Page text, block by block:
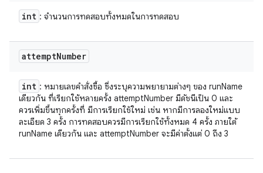
int : จำนวนการทดสอบทั้งหมดในการทดสอบ
attemptNumber
int : หมายเลขคำสั่งซื้อ ซึ่งระบุความพยายามต่างๆ ของ runName
เดียวกัน ที่เรียกใช้หลายครั้ง attemptNumber มีดัชนีเป็น 0 และ
ควรเพิ่มขึ้นทุกครั้งที่ มีการเรียกใช้ใหม่ เช่น หากมีการลองใหม่แบบ
ละเอียด 3 ครั้ง การทดสอบควรมีการเรียกใช้ทั้งหมด 4 ครั้ง ภายใต้
runName เดียวกัน และ attemptNumber จะมีค่าตั้งแต่ 0 ถึง 3